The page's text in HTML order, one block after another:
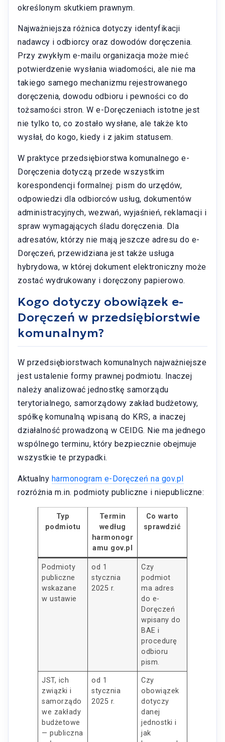
określonym skutkiem prawnym.
Najważniejsza różnica dotyczy identyfikacji
nadawcy i odbiorcy oraz dowodów doręczenia.
Przy zwykłym e-mailu organizacja może mieć
potwierdzenie wysłania wiadomości, ale nie ma
takiego samego mechanizmu rejestrowanego
doręczenia, dowodu odbioru i pewności co do
tożsamości stron. W e-Doręczeniach istotne jest
nie tylko to, co zostało wysłane, ale także kto
wysłał, do kogo, kiedy i z jakim statusem.
W praktyce przedsiębiorstwa komunalnego e-
Doręczenia dotyczą przede wszystkim
korespondencji formalnej: pism do urzędów,
odpowiedzi dla odbiorców usług, dokumentów
administracyjnych, wezwań, wyjaśnień, reklamacji i
spraw wymagających śladu doręczenia. Dla
adresatów, którzy nie mają jeszcze adresu do e-
Doręczeń, przewidziana jest także usługa
hybrydowa, w której dokument elektroniczny może
zostać wydrukowany i doręczony papierowo.
Kogo dotyczy obowiązek e-
Doręczeń w przedsiębiorstwie
komunalnym?
W przedsiębiorstwach komunalnych najważniejsze
jest ustalenie formy prawnej podmiotu. Inaczej
należy analizować jednostkę samorządu
terytorialnego, samorządowy zakład budżetowy,
spółkę komunalną wpisaną do KRS, a inaczej
działalność prowadzoną w CEIDG. Nie ma jednego
wspólnego terminu, który bezpiecznie obejmuje
wszystkie te przypadki.
Aktualny harmonogram e-Doręczeń na gov.pl
rozróżnia m.in. podmioty publiczne i niepubliczne:
Typ
podmiotu
Termin
według
harmonogr
amu gov.pl
Co warto
sprawdzić
Podmioty
publiczne
wskazane
w ustawie
od 1
stycznia
2025 r.
Czy
podmiot
ma adres
do e-
Doręczeń
wpisany do
BAE i
procedurę
odbioru
pism.
JST, ich
związki i
samorządo
we zakłady
budżetowe
— publiczna
od 1
stycznia
2025 r.
Czy
obowiązek
dotyczy
danej
jednostki i
jak